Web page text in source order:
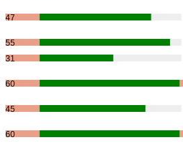
47
55
31
60
45
60